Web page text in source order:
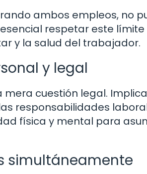
ambos empleos, no
respetar este
y la salud del trabajador.
y legal
cuestión legal.
responsabilidades
física y mental para
simultáneamente